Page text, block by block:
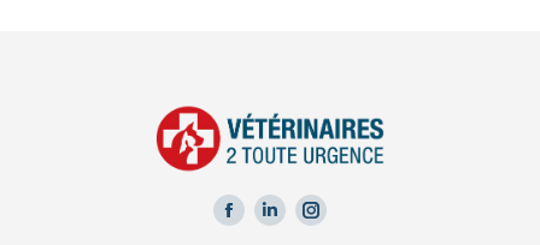
Facebook
LinkedInInstagram